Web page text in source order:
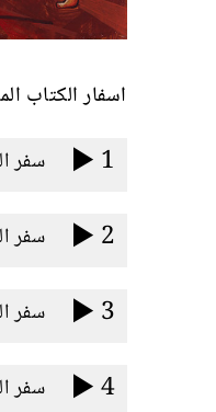
اسفار الكتاب
1
2
3
4